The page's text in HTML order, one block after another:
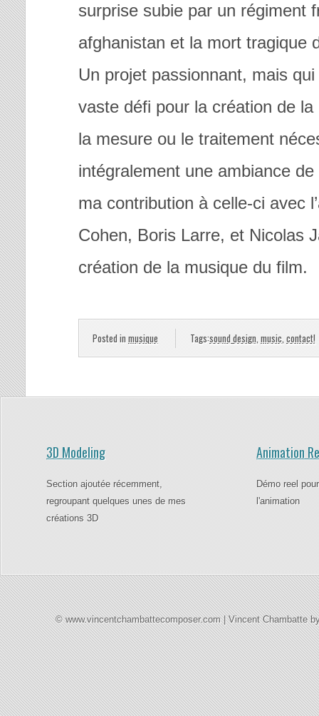
surprise subie par un régiment
afghanistan et la mort tragique
Un projet passionnant, mais
vaste défi pour la création de
la mesure ou le traitement
intégralement une ambiance de
ma contribution à celle-ci avec
Cohen, Boris Larre, et Nicolas
création de la musique du film.
Posted in musique Tags:sound design, music, contact!
3D Modeling
Section ajoutée récemment,
regroupant quelques unes de mes
créations 3D
Animation
Démo reel
l'animation
© www.vincentchambattecomposer.com | Vincent Chambatte